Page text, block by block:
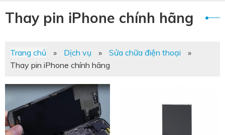
Thay pin iPhone chính hãng
Trang chủ » Dịch vụ » Sửa chữa điện thoại
»
Thay pin iPhone chính hãng